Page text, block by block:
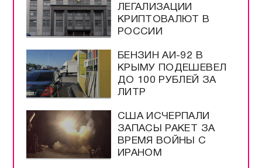
ЛЕГАЛИЗАЦИИ
КРИПТОВАЛЮТ В
РОССИИ
БЕНЗИН АИ-92 В
КРЫМУ ПОДЕШЕВЕЛ
ДО 100 РУБЛЕЙ ЗА
ЛИТР
США ИСЧЕРПАЛИ
ЗАПАСЫ РАКЕТ ЗА
ВРЕМЯ ВОЙНЫ С
ИРАНОМ